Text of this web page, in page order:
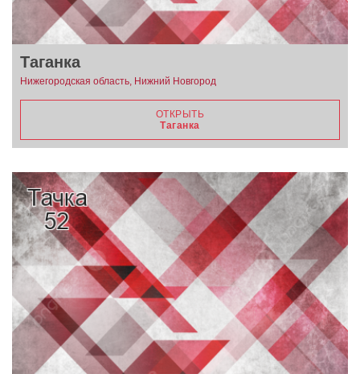
Таганка
Нижегородская область, Нижний Новгород
ОТКРЫТЬ
Таганка